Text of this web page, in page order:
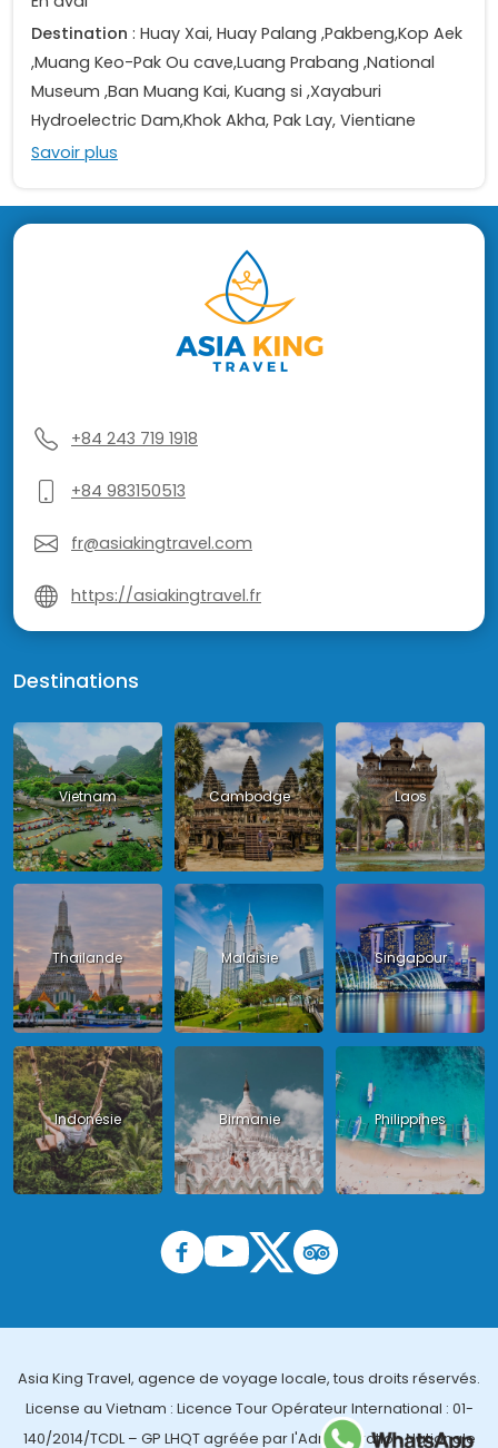
Destination : Huay Xai, Huay Palang ,Pakbeng,Kop Aek
,Muang Keo-Pak Ou cave,Luang Prabang ,National
Museum ,Ban Muang Kai, Kuang si ,Xayaburi
Hydroelectric Dam,Khok Akha, Pak Lay, Vientiane
Savoir plus
+84 243 719 1918
+84 983150513
fr@asiakingtravel.com
https://asiakingtravel.fr
Destinations
Vietnam Cambodge Laos
Thailande Malaisie Singapour
Indonésie Birmanie Philippines
Asia King Travel, agence de voyage locale, tous droits réservés.
License au Vietnam : Licence Tour Opérateur International : 01-
140/2014/TCDL – GP LHQT agréée par l'Administration Nationale